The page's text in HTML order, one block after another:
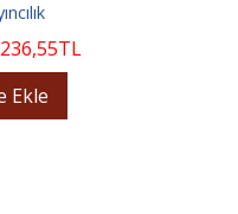
236,55TL
Ekle